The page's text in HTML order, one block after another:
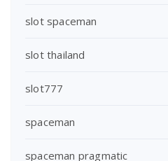
slot spaceman
slot thailand
slot777
spaceman
spaceman pragmatic